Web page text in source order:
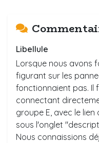
Libellule
Lorsque nous avons
figurant sur les
fonctionnaient pas. Il
connectant
groupe E, avec le
sous l'onglet
Nous connaissions